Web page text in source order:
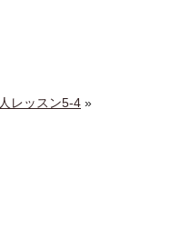
レッスン5-4 »